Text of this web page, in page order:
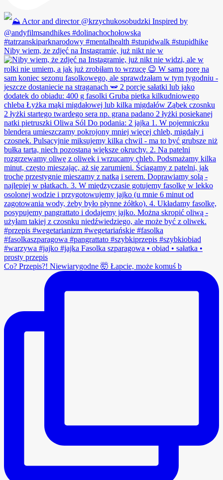
Niby wiem, że zdjęć na Instagramie, już nikt nie w
Co? Przepis?! Niewiarygodne 🤯 Łapcie, może komuś b